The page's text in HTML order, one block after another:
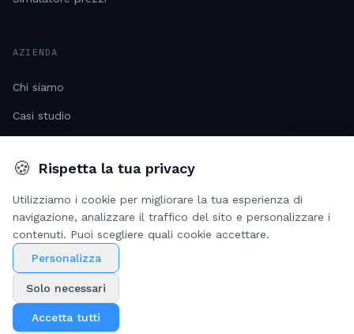
AZIENDA
Chi siamo
Casi studio
Lavora con noi
© 2026 Maverick AI
Maverick s.r.l. - Viale Lunigiana 23, 20125, Milano
Privacy Policy
🍪 Rispetta la tua privacy
Utilizziamo i cookie per migliorare la tua esperienza di
navigazione, analizzare il traffico del sito e personalizzare i
contenuti. Puoi scegliere quali cookie accettare.
Personalizza
Solo necessari
Accetta tutti